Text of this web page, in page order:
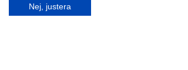
Nej, justera